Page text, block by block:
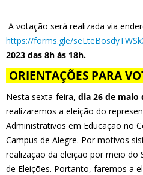
A votação será realizada via
https://forms.gle/
2023 das 8h às 18h.
ORIENTAÇÕES PARA
Nesta sexta-feira, dia 26 de maio
realizaremos a eleição do
Administrativos em Educação no
Campus de Alegre. Por motivos
realização da eleição por meio do
de Eleições. Portanto, faremos a